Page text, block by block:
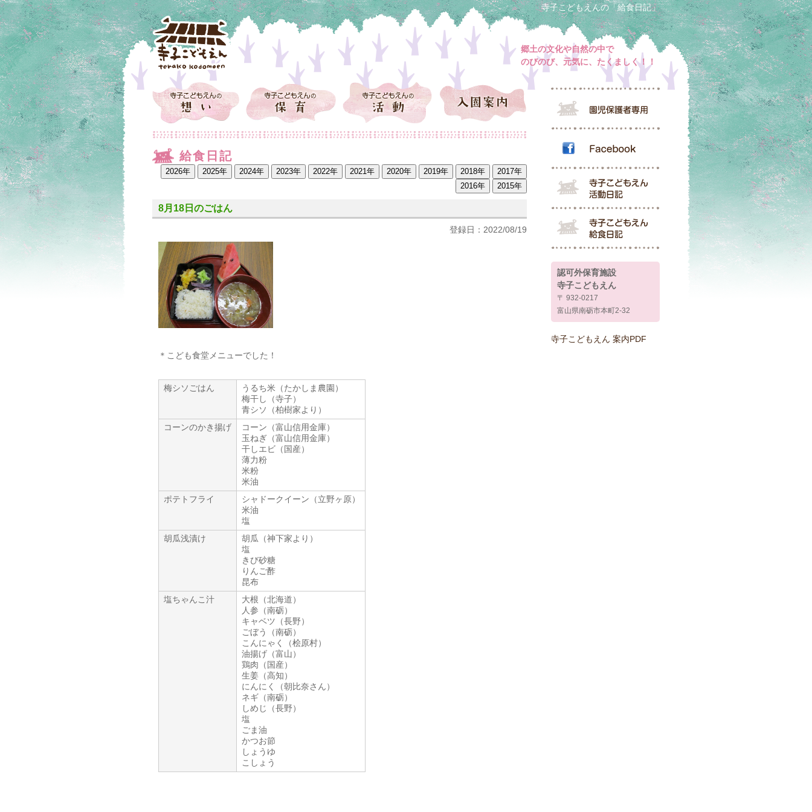
寺子こどもえんの「給食日記」
郷土の文化や自然の中で
のびのび、元気に、たくましく！！
給食日記
8月18日のごはん
登録日：2022/08/19
＊こども食堂メニューでした！
梅シソごはん
うるち米（たかしま農園）
梅干し（寺子）
青シソ（柏樹家より）
コーンのかき揚げ
コーン（富山信用金庫）
玉ねぎ（富山信用金庫）
干しエビ（国産）
薄力粉
米粉
米油
ポテトフライ
シャドークイーン（立野ヶ原）
米油
塩
胡瓜浅漬け
胡瓜（神下家より）
塩
きび砂糖
りんご酢
昆布
塩ちゃんこ汁
大根（北海道）
人参（南砺）
キャベツ（長野）
ごぼう（南砺）
こんにゃく（桧原村）
油揚げ（富山）
鶏肉（国産）
生姜（高知）
にんにく（朝比奈さん）
ネギ（南砺）
しめじ（長野）
塩
ごま油
かつお節
しょうゆ
こしょう
認可外保育施設
寺子こどもえん
〒 932-0217
富山県南砺市本町2-32
寺子こどもえん 案内PDF